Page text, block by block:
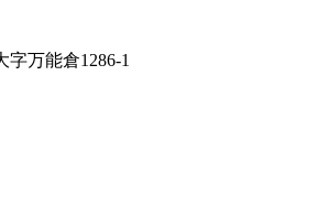
字万能倉1286-1